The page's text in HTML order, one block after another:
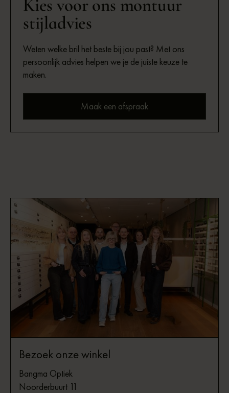
Kies voor ons montuur
stijladvies
Weten welke bril het beste bij jou past? Met ons
persoonlijk advies helpen we je de juiste keuze te
maken.
Maak een afspraak
Bezoek onze winkel
Bangma Optiek
Noorderbuurt 11